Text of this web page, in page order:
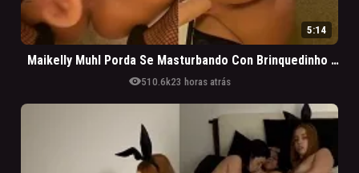
5:14
Maikelly Muhl Porda Se Masturbando Con Brinquedinho Nuevo
visibility510.6k23 horas atrás